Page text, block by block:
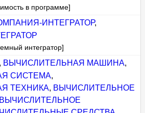
в программе]
ИНТЕГРАТОР,
интегратор]
, ВЫЧИСЛИТЕЛЬНАЯ МАШИНА,
СИСТЕМА,
ТЕХНИКА, ВЫЧИСЛИТЕЛЬНОЕ
ВЫЧИСЛИТЕЛЬНОЕ